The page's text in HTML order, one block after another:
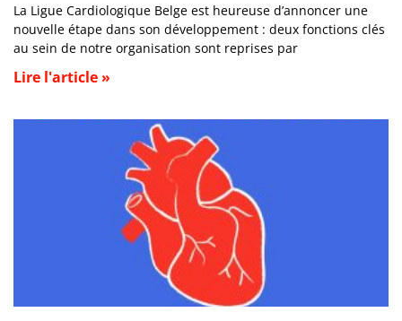
La Ligue Cardiologique Belge est heureuse d’annoncer une
nouvelle étape dans son développement : deux fonctions clés
au sein de notre organisation sont reprises par
Lire l'article »